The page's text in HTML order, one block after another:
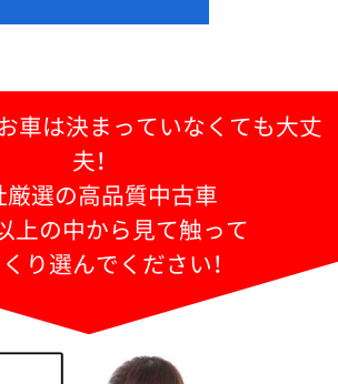
車は決まっていなくても大丈
夫！
厳選の高品質中古車
上の中から見て触って
り選んでください！